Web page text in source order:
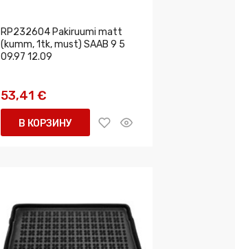
RP232604 Pakiruumi matt
(kumm, 1tk, must) SAAB 9 5
09.97 12.09
53,41 €
В КОРЗИНУ